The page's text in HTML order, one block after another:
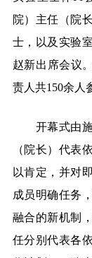
院）主任（院
士，以及实验
赵新出席会议
责人共150余人
开幕式由
（院长）代表
以肯定，并对
成员明确任务
融合的新机制
任分别代表各